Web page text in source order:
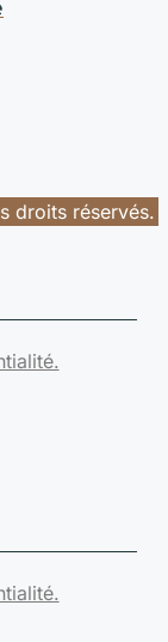
droits réservés.